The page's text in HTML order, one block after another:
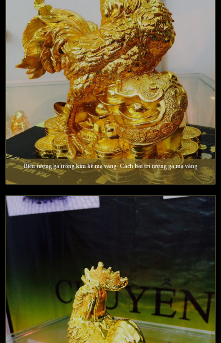
Biểu tượng gà trống kim kê mạ vàng- Cách bài trí tượng gà mạ vàng